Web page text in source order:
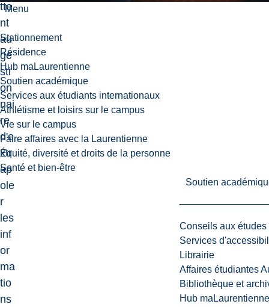
Menu
Stationnement
Résidence
Hub maLaurentienne
Soutien académique
Services aux étudiants internationaux
Athlétisme et loisirs sur le campus
Vie sur le campus
Faire affaires avec la Laurentienne
Équité, diversité et droits de la personne
Santé et bien-être
Soutien
Conseils aux études
Services
Librairie
Affaires étudiantes
Bibliothèque et
Hub maLaurentienne
tte
nt
au
ge
sti
on
nai
re
d'e
xtr
ap
ole
r
les
inf
or
ma
tio
ns